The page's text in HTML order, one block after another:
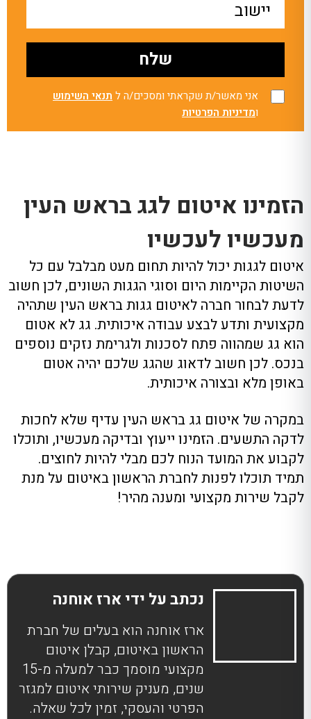
אני מאשר/ת שקראתי ומסכים/ה ל תנאי השימוש
ומדיניות הפרטיות
הזמינו איטום לגג בראש העין
מעכשיו לעכשיו
איטום לגגות יכול להיות תחום מעט מבלבל עם כל
השיטות הקיימות היום וסוגי הגגות השונים,לכן חשוב
לדעת לבחור חברה לאיטום גגות בראש העין שתהיה
מקצועית ותדע לבצע עבודה איכותית. גג לא אטום
הוא גג שמהווה פתח לסכנות ולגרימת נזקים נוספים
בנכס. לכן חשוב לדאוג שהגג שלכם יהיה אטום
באופן מלא ובצורה איכותית.
במקרה של איטום גג בראש העין עדיף שלא לחכות
לדקה התשעים. הזמינו ייעוץ ובדיקה מעכשיו, ותוכלו
לקבוע את המועד הנוח לכם מבלי להיות לחוצים.
תמיד תוכלו לפנות לחברת הראשון באיטום על מנת
לקבל שירות מקצועי ומענה מהיר!
נכתב על ידי ארז אוחנה
ארז אוחנה הוא בעלים של חברת
הראשון באיטום, קבלן איטום
מקצועי מוסמך כבר למעלה מ-15
שנים, מעניק שירותי איטום למגזר
הפרטי והעסקי, זמין לכל שאלה.